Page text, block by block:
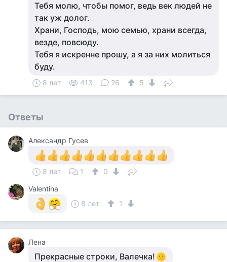
Тебя молю, чтобы помог, ведь век людей не
так уж долог.
Храни, Господь, мою семью, храни всегда,
везде, повсюду.
Тебя я искренне прошу, а я за них молиться
буду.
8 лет 413 26 5
Ответы
Александр Гусев
8 лет 1
0
Valentina
8 лет
1
Лена
Прекрасные строки, Валечка!